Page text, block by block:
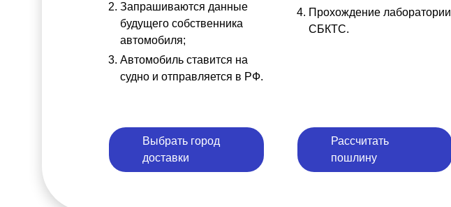
Запрашиваются данные
будущего собственника
автомобиля;
Автомобиль ставится на
судно и отправляется в РФ.
Выбрать город
доставки
Прохождение лаборатории
СБКТС.
Рассчитать
пошлину